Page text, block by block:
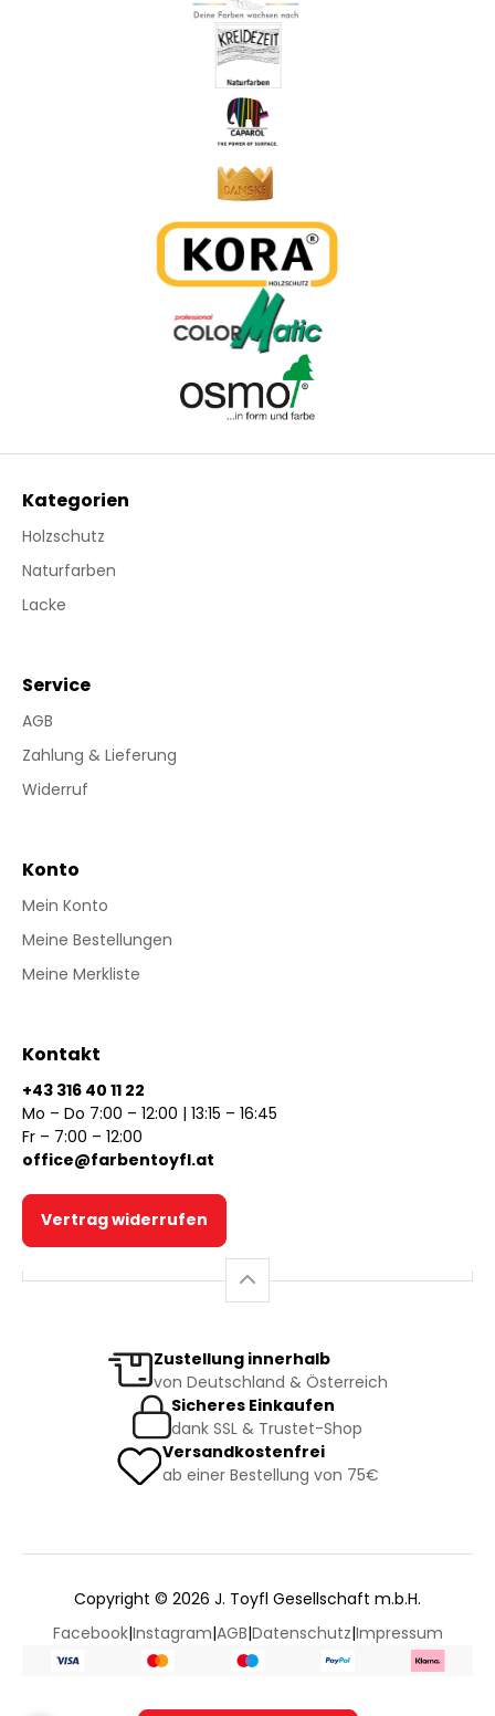
Kategorien
Holzschutz
Naturfarben
Lacke
Service
AGB
Zahlung & Lieferung
Widerruf
Konto
Mein Konto
Meine Bestellungen
Meine Merkliste
Kontakt
+43 316 40 11 22
Mo – Do 7:00 – 12:00 | 13:15 – 16:45
Fr – 7:00 – 12:00
office@farbentoyfl.at
Vertrag widerrufen
Zustellung innerhalb
von Deutschland & Österreich
Sicheres Einkaufen
dank SSL & Trustet-Shop
Versandkostenfrei
ab einer Bestellung von 75€
Copyright © 2026 J. Toyfl Gesellschaft m.b.H.
Facebook|Instagram|AGB|Datenschutz|Impressum